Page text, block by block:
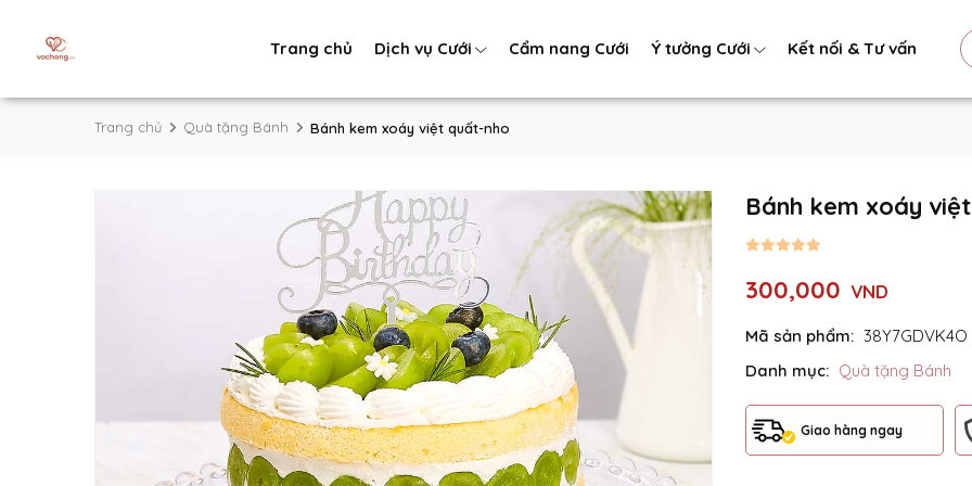
Trang chủ Dịch vụ Cưới Cẩm nang Cưới Ý tưởng Cưới Kết nối & Tư vấn
Trang chủ Quà tặng Bánh Bánh kem xoáy việt quất-nho
Bánh kem xoáy
300,000 VND
Mã sản phẩm: 38Y7GDVK4O
Danh mục: Quà tặng Bánh
Giao hàng ngay